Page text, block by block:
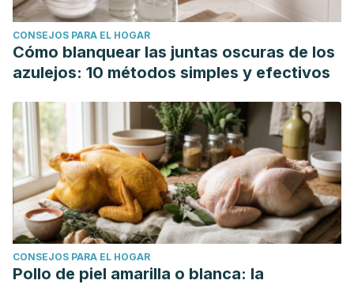
CONSEJOS PARA EL HOGAR
Cómo blanquear las juntas oscuras de los
azulejos: 10 métodos simples y efectivos
CONSEJOS PARA EL HOGAR
Pollo de piel amarilla o blanca: la